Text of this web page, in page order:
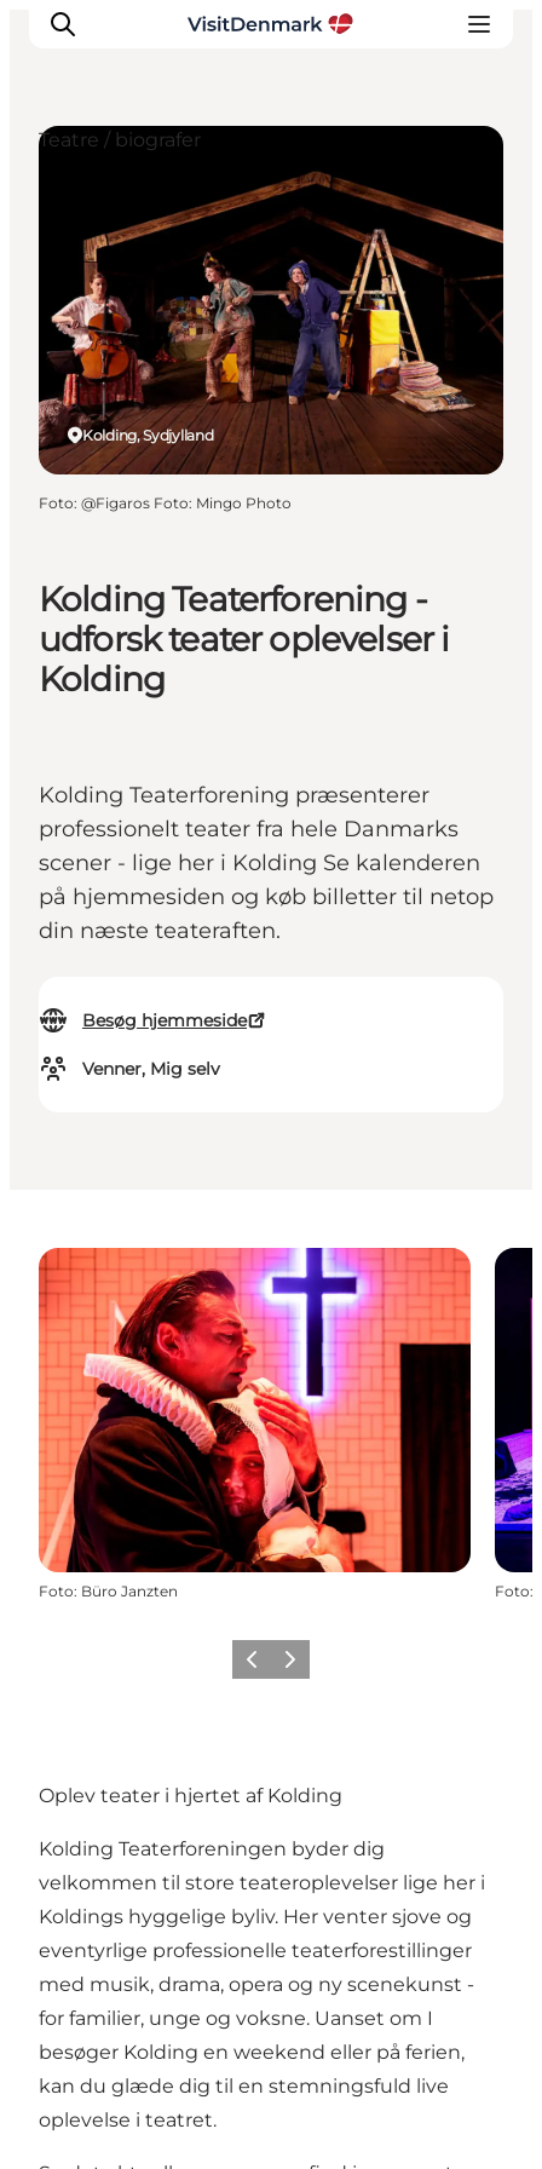
Inspiration
Destinationer
Oplevelser
Overnatning
Planlæg ferien
Kolding Teaterforening -
udforsk teater oplevelser i
Kolding
Kolding Teaterforening præsenterer
professionelt teater fra hele Danmarks
scener - lige her i Kolding Se kalenderen
på hjemmesiden og køb billetter til netop
din næste teateraften.
Besøg hjemmeside
Venner, Mig selv
Kolding, Sydjylland
Teatre / biografer
Foto: @Figaros Foto: Mingo Photo
Foto: Büro Janzten Foto:
ForrigeNæste
Oplev teater i hjertet af Kolding
Kolding Teaterforeningen byder dig
velkommen til store teateroplevelser lige her i
Koldings hyggelige byliv. Her venter sjove og
eventyrlige professionelle teaterforestillinger
med musik, drama, opera og ny scenekunst -
for familier, unge og voksne. Uanset om I
besøger Kolding en weekend eller på ferien,
kan du glæde dig til en stemningsfuld live
oplevelse i teatret.